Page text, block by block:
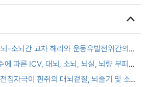
-소뇌간 교차 해리와 운동유발전위간의
Cerebro-cerebellar Diaschisis in
에 따른 ICV, 대뇌, 소뇌, 뇌실, 뇌량 부피
침자극이 흰쥐의 대뇌겉질, 뇌줄기 및 소뇌